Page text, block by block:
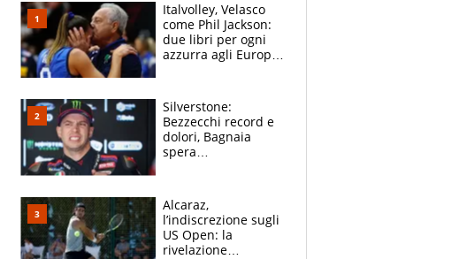
Italvolley, Velasco
come Phil Jackson:
due libri per ogni
azzurra agli Europei.
Silverstone:
Bezzecchi record e
dolori, Bagnaia
spera
e vota Aprilia
Alcaraz,
l’indiscrezione sugli
US Open: la
rivelazione